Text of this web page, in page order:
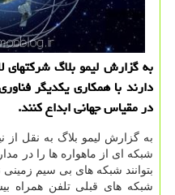
به گزارش لیمو بلاگ
دارند با همکاری یکدیگر
در مقیاس جهانی ابداع کنند.
به گزارش لیمو بلاگ به نقل
شبکه ای از ماهواره ها را در
بتوانند شبکه های بی سیم زمینی
شبکه های قبلی تلفن همراه